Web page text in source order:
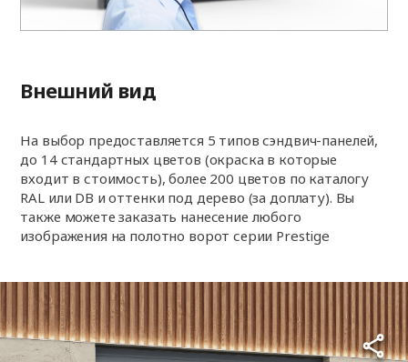
Внешний вид
На выбор предоставляется 5 типов сэндвич-панелей,
до 14 стандартных цветов (окраска в которые
входит в стоимость), более 200 цветов по каталогу
RAL или DB и оттенки под дерево (за доплату). Вы
также можете заказать нанесение любого
изображения на полотно ворот серии Prestige